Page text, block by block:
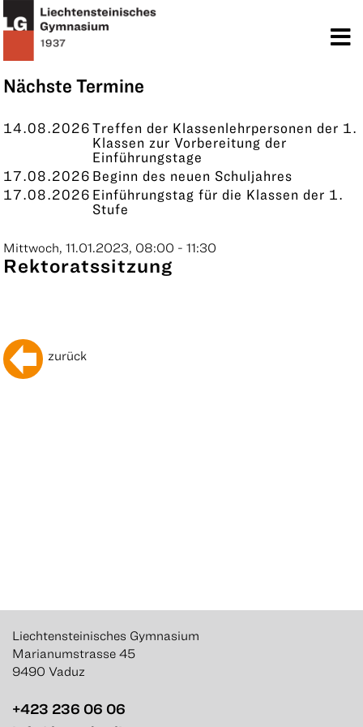
Nächste Termine
14.08.2026Treffen der Klassenlehrpersonen der 1.
Klassen zur Vorbereitung der
Einführungstage
17.08.2026 Beginn des neuen Schuljahres
17.08.2026 Einführungstag für die Klassen der 1.
Stufe
KONTAKT
Mittwoch, 11.01.2023, 08:00 - 11:30
Rektoratssitzung
zurück
Liechtensteinisches Gymnasium
Marianumstrasse 45
9490 Vaduz
+423 236 06 06